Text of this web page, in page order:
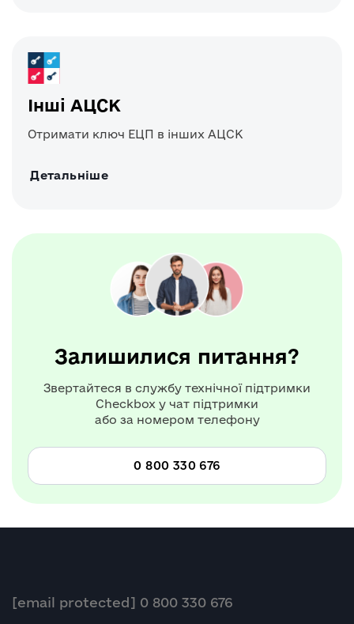
Інші АЦСК
Отримати ключ ЕЦП в інших АЦСК
Детальніше
Залишилися питання?
Звертайтеся в службу технічної підтримки
Checkbox у чат підтримки
або за номером телефону
0 800 330 676
[email protected] 0 800 330 676